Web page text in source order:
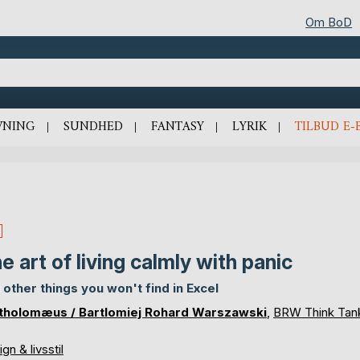
Om BoD
SUNDHED FANTASY LYRIK TILBUD E-
art of living calmly with panic
other things you won't find in Excel
/ Bartlomiej Rohard Warszawski, BRW Think
& livsstil